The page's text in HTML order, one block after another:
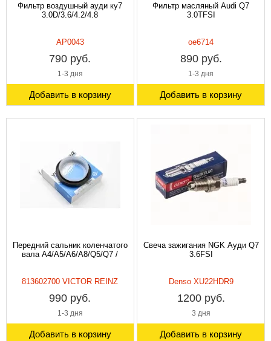
Фильтр воздушный ауди ку7
3.0D/3.6/4.2/4.8
AP0043
790 руб.
1-3 дня
Добавить в корзину
Фильтр масляный Audi Q7
3.0TFSI
oe6714
890 руб.
1-3 дня
Добавить в корзину
Передний сальник коленчатого
вала A4/A5/A6/A8/Q5/Q7 /
813602700 VICTOR REINZ
990 руб.
1-3 дня
Добавить в корзину
Свеча зажигания NGK Ауди Q7
3.6FSI
Denso XU22HDR9
1200 руб.
3 дня
Добавить в корзину